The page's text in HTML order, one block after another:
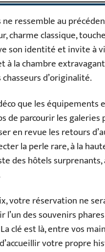
ne ressemble au
charme classique,
son identité et invite à
à la chambre
d’originalité.
que les
de parcourir les
en revue les retours
la perle rare, à la
des hôtels
votre réservation ne
l’un des souvenirs
clé est là, entre vos
votre propre